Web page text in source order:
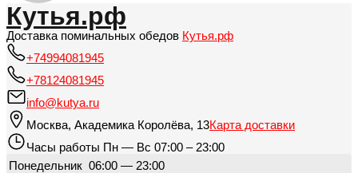
Кутья.рф
Доставка поминальных обедов Кутья.рф
+74994081945
+78124081945
info@kutya.ru
Москва, Академика Королёва, 13Карта доставки
Часы работы Пн — Вс 07:00 – 23:00
Понедельник 06:00 — 23:00